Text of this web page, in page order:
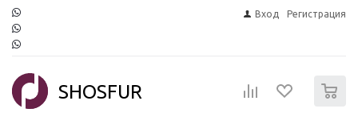
Вход Регистрация
SHOSFUR